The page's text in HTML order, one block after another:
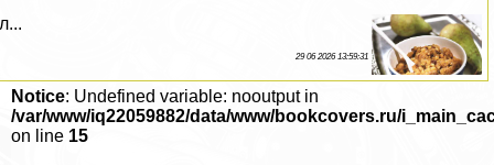
л...
29 06 2026 13:59:31
Notice: Undefined variable: nooutput in
/var/www/iq22059882/data/www/bookcovers.ru/
on line 15